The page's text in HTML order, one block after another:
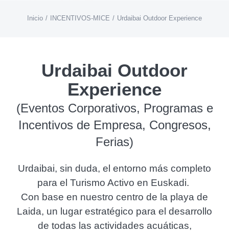
Inicio INCENTIVOS-MICE Urdaibai Outdoor Experience
Urdaibai Outdoor
Experience
(Eventos Corporativos, Programas e
Incentivos de Empresa, Congresos,
Ferias)
Urdaibai, sin duda, el entorno más completo
para el Turismo Activo en Euskadi.
Con base en nuestro centro de la playa de
Laida, un lugar estratégico para el desarrollo
de todas las actividades acuáticas,